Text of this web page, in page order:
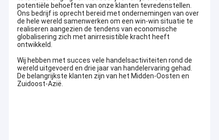
potentiële behoeften van onze klanten tevredenstellen.
Ons bedrijf is oprecht bereid met ondernemingen van over
de hele wereld samenwerken om een win-win situatie te
realiseren aangezien de tendens van economische
globalisering zich met anirresistible kracht heeft
ontwikkeld.
Wij hebben met succes vele handelsactiviteiten rond de
wereld uitgevoerd en drie jaar van handelervaring gehad.
De belangrijkste klanten zijn van het Midden-Oosten en
Zuidoost-Azië.